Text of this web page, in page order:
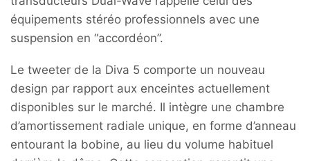
équipements stéréo professionnels avec une
suspension en “accordéon”.
Le tweeter de la Diva 5 comporte un nouveau
design par rapport aux enceintes actuellement
disponibles sur le marché. Il intègre une chambre
d’amortissement radiale unique, en forme d’anneau
entourant la bobine, au lieu du volume habituel